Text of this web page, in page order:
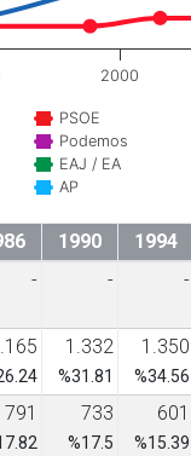
PSOE
Podemos
EAJ / EA
AP
2000
1990 1994
- - -
1.332
%31.81
1.350
%34.56
791 733
%17.5
601
%15.39